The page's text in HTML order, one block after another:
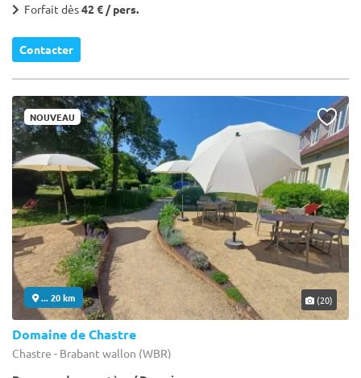
Forfait dès42 € / pers.
Contacter
NOUVEAU
... 20 km (20)
Domaine de Chastre
Chastre - Brabant wallon (WBR)